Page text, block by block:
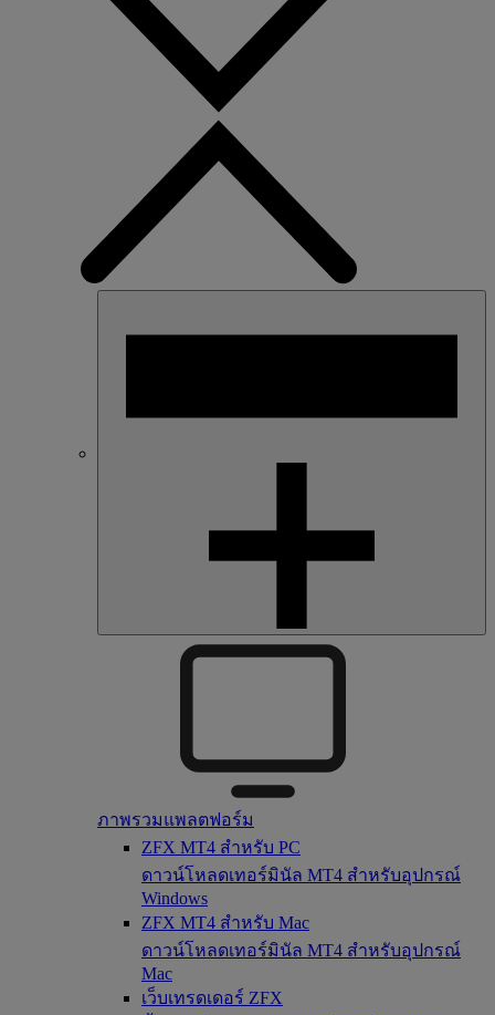
ภาพรวมแพลตฟอร์ม
ZFX MT4 สำหรับ PC
ดาวน์โหลดเทอร์มินัล MT4 สำหรับอุปกรณ์
Windows
ZFX MT4 สำหรับ Mac
ดาวน์โหลดเทอร์มินัล MT4 สำหรับอุปกรณ์
Mac
เว็บเทรดเดอร์ ZFX